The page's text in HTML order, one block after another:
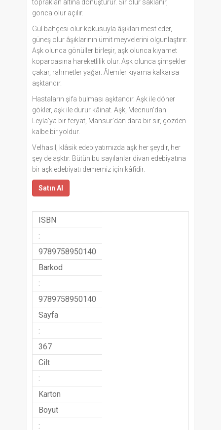
topraklan altına dönüştürür. Sır olur saklanır,
gonca olur açılır.
Gül bahçesi olur kokusuyla âşıkları mest eder,
güneş olur âşıklarının ümit meyvelerini olgunlaştırır.
Aşk olunca gönüller birleşir, aşk olunca kıyamet
koparcasına hareketlilik olur. Aşk olunca şimşekler
çakar, rahmetler yağar. Âlemler kıyama kalkarsa
aşktandır.
Hastaların şifa bulması aşktandır. Aşk ile döner
gökler, aşk ile durur kâinat. Aşk, Mecnun'dan
Leyla'ya bir feryat, Mansur'dan dara bir sır, gözden
kalbe bir yoldur.
Velhasıl, klâsik edebiyatımızda aşk her şeydir, her
şey de aşktır. Bütün bu sayılanlar divan edebiyatına
bir aşk edebiyatı dememiz için kâfidir.
Satın Al
ISBN
:
9789758950140
Barkod
:
9789758950140
Sayfa
:
367
Cilt
:
Karton
Boyut
: